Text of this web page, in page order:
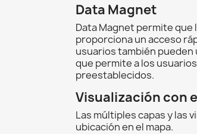
Data Magnet
Data Magnet permite que
proporciona un acceso
usuarios también pueden
que permite a los
preestablecidos.
Visualización con
Las múltiples capas y las
ubicación en el mapa.